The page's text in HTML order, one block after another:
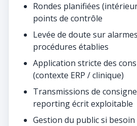
Rondes planifiées
points de contrôle
Levée de doute sur
procédures établies
Application stricte des
(contexte ERP / clinique)
Transmissions de
reporting écrit exploitable
Gestion du public si